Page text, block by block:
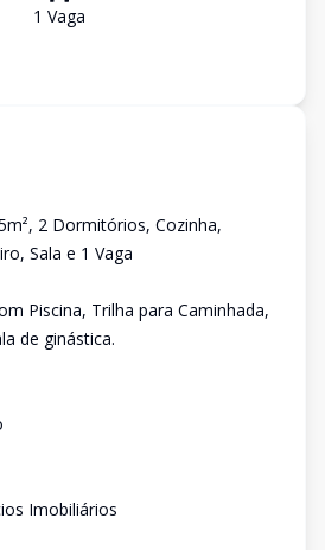
1 Vaga
2 Dormitórios, Cozinha,
Sala e 1 Vaga
Piscina, Trilha para Caminhada,
de ginástica.
Imobiliários